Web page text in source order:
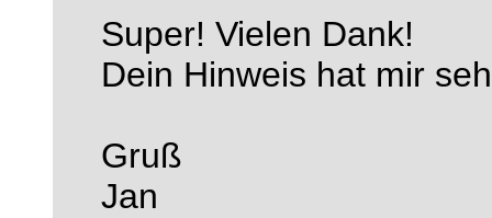
Super! Vielen Dank!
Dein Hinweis hat mir
Gruß
Jan